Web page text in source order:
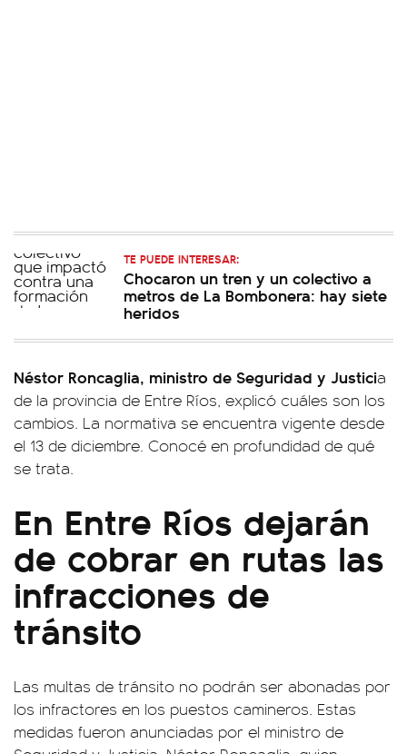
TE PUEDE INTERESAR:
Chocaron un tren y un colectivo a
metros de La Bombonera: hay siete
heridos
Néstor Roncaglia, ministro de Seguridad y Justicia
de la provincia de Entre Ríos, explicó cuáles son los
cambios. La normativa se encuentra vigente desde
el 13 de diciembre. Conocé en profundidad de qué
se trata.
En Entre Ríos dejarán
de cobrar en rutas las
infracciones de
tránsito
Las multas de tránsito no podrán ser abonadas por
los infractores en los puestos camineros. Estas
medidas fueron anunciadas por el ministro de